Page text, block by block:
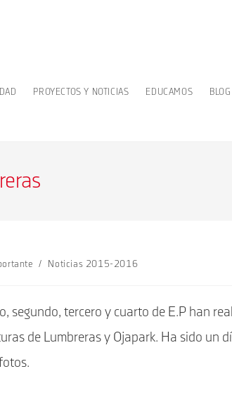
PROYECTOS Y NOTICIAS EDUCAMOS BLOG
/ Noticias 2015-2016
segundo, tercero y cuarto de E.P han
de Lumbreras y Ojapark. Ha sido un